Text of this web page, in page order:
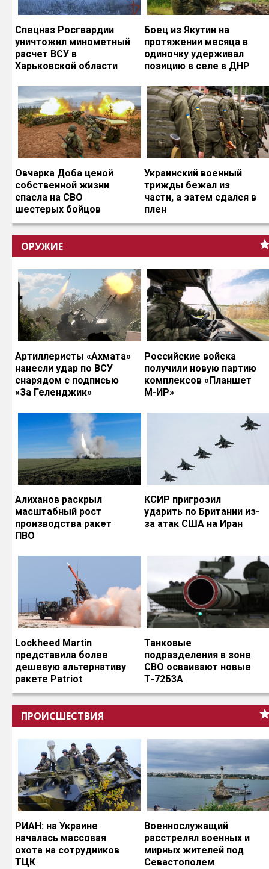
Спецназ Росгвардии
уничтожил минометный
расчет ВСУ в
Харьковской области
Боец из Якутии на
протяжении месяца в
одиночку удерживал
позицию в селе в ДНР
Овчарка Доба ценой
собственной жизни
спасла на СВО
шестерых бойцов
Украинский военный
трижды бежал из
части, а затем сдался в
плен
ОРУЖИЕ
Артиллеристы «Ахмата»
нанесли удар по ВСУ
снарядом с подписью
«За Геленджик»
Российские войска
получили новую партию
комплексов «Планшет
М-ИР»
Алиханов раскрыл
масштабный рост
производства ракет
ПВО
КСИР пригрозил
ударить по Британии из-
за атак США на Иран
Lockheed Martin
представила более
дешевую альтернативу
ракете Patriot
Танковые
подразделения в зоне
СВО осваивают новые
Т-72Б3А
ПРОИСШЕСТВИЯ
РИАН: на Украине
началась массовая
охота на сотрудников
ТЦК
Военнослужащий
расстрелял военных и
мирных жителей под
Севастополем